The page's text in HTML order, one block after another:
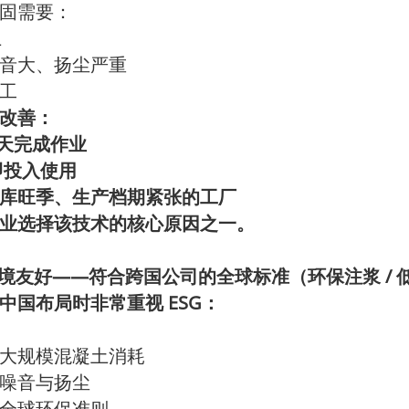
需要：
大、扬尘严重
善：
完成作业
入使用
旺季、生产档期紧张的工厂
选择该技术的核心原因之一。
友好——符合跨国公司的全球标准（环保注浆 /
国布局时非常重视ESG ：
规模混凝土消耗
音与扬尘